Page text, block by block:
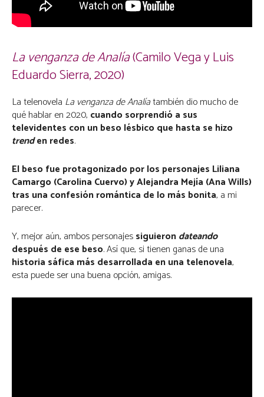
La venganza de Analía(Camilo Vega y Luis
Eduardo Sierra, 2020)
La telenovela La venganza de Analíatambién dio mucho de
qué hablar en 2020, cuando sorprendió a sus
televidentes con un beso lésbico que hasta se hizo
trenden redes.
El beso fue protagonizado por los personajes Liliana
Camargo (Carolina Cuervo) y Alejandra Mejía (Ana Wills)
tras una confesión romántica de lo más bonita, a mi
parecer.
Y, mejor aún, ambos personajessiguierondateando
después de ese beso. Así que, si tienen ganas de una
historia sáfica más desarrollada en una telenovela,
esta puede ser una buena opción, amigas.